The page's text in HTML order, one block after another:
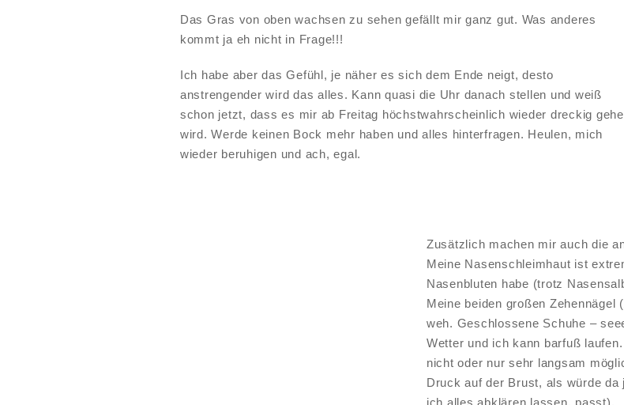
Das Gras von oben wachsen zu sehen gefällt mir ganz gut. Was anderes
kommt ja eh nicht in Frage!!!
Ich habe aber das Gefühl, je näher es sich dem Ende neigt, desto
anstrengender wird das alles. Kann quasi die Uhr danach stellen und weiß
schon jetzt, dass es mir ab Freitag höchstwahrscheinlich wieder dreckig
wird. Werde keinen Bock mehr haben und alles hinterfragen. Heulen, mich
wieder beruhigen und ach, egal.
Zusätzlich machen mir auch die
Meine Nasenschleimhaut ist
Nasenbluten habe (trotz
Meine beiden großen
weh. Geschlossene Schuhe –
Wetter und ich kann barfuß
nicht oder nur sehr langsam
Druck auf der Brust, als würde